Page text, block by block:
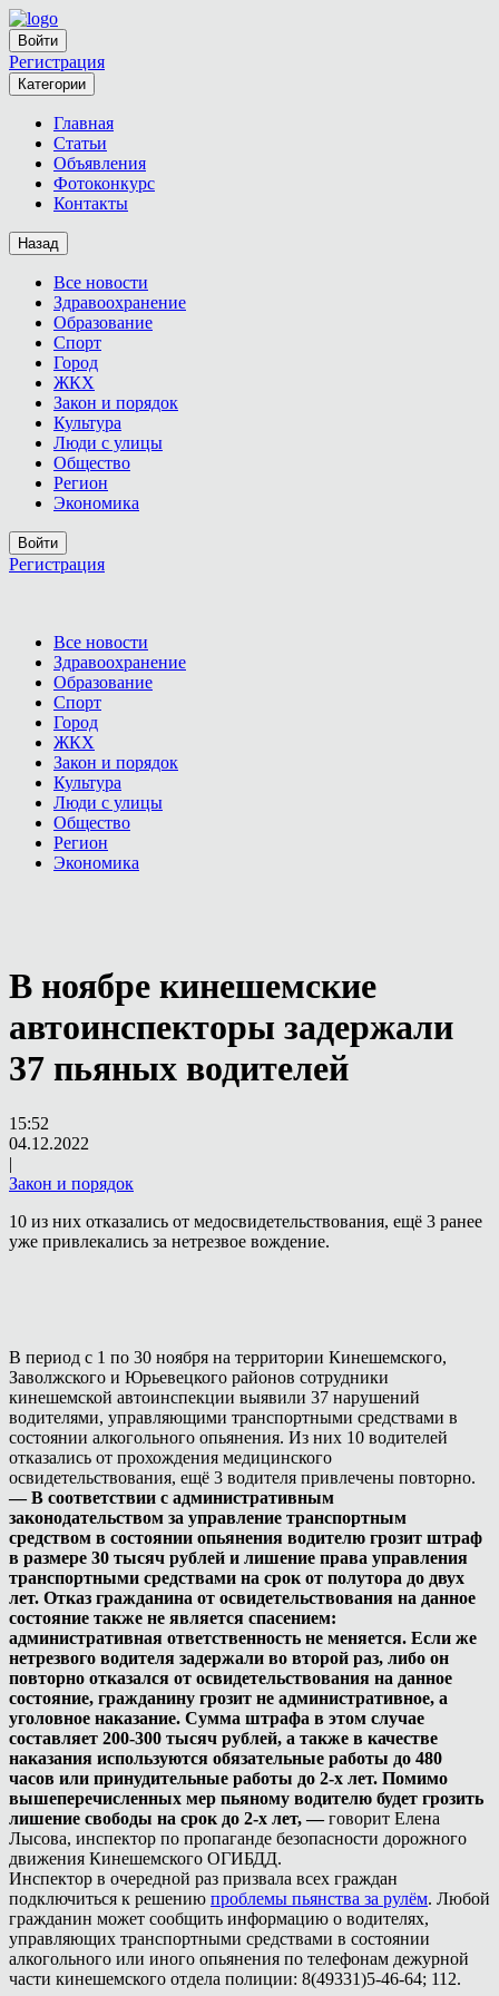
Войти
Регистрация
Категории
Главная
Статьи
Объявления
Фотоконкурс
Контакты
Назад
Все новости
Здравоохранение
Образование
Спорт
Город
ЖКХ
Закон и порядок
Культура
Люди с улицы
Общество
Регион
Экономика
Войти
Регистрация
Все новости
Здравоохранение
Образование
Спорт
Город
ЖКХ
Закон и порядок
Культура
Люди с улицы
Общество
Регион
Экономика
В ноябре кинешемские
автоинспекторы задержали
37 пьяных водителей
15:52
04.12.2022
|
Закон и порядок
10 из них отказались от медосвидетельствования, ещё 3 ранее
уже привлекались за нетрезвое вождение.
В период с 1 по 30 ноября на территории Кинешемского,
Заволжского и Юрьевецкого районов сотрудники
кинешемской автоинспекции выявили 37 нарушений
водителями, управляющими транспортными средствами в
состоянии алкогольного опьянения. Из них 10 водителей
отказались от прохождения медицинского
освидетельствования, ещё 3 водителя привлечены повторно.
— В соответствии с административным
законодательством за управление транспортным
средством в состоянии опьянения водителю грозит штраф
в размере 30 тысяч рублей и лишение права управления
транспортными средствами на срок от полутора до двух
лет. Отказ гражданина от освидетельствования на данное
состояние также не является спасением:
административная ответственность не меняется. Если же
нетрезвого водителя задержали во второй раз, либо он
повторно отказался от освидетельствования на данное
состояние, гражданину грозит не административное, а
уголовное наказание. Сумма штрафа в этом случае
составляет 200-300 тысяч рублей, а также в качестве
наказания используются обязательные работы до 480
часов или принудительные работы до 2-х лет. Помимо
вышеперечисленных мер пьяному водителю будет грозить
лишение свободы на срок до 2-х лет, —говорит Елена
Лысова, инспектор по пропаганде безопасности дорожного
движения Кинешемского ОГИБДД.
Инспектор в очередной раз призвала всех граждан
подключиться к решению проблемы пьянства за рулём. Любой
гражданин может сообщить информацию о водителях,
управляющих транспортными средствами в состоянии
алкогольного или иного опьянения по телефонам дежурной
части кинешемского отдела полиции: 8(49331)5-46-64; 112.